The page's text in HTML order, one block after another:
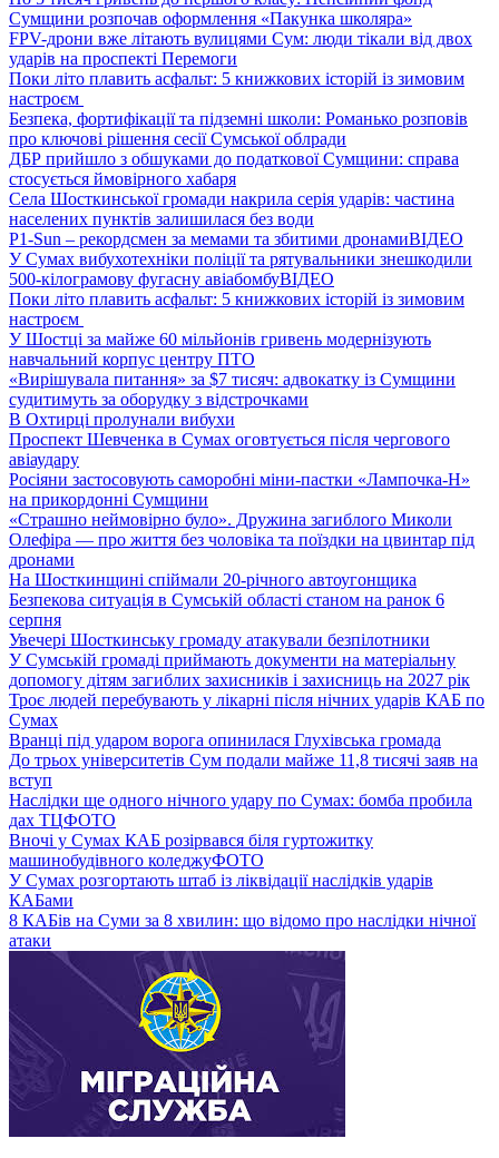
Сумщини розпочав оформлення «Пакунка школяра»
FPV-дрони вже літають вулицями Сум: люди тікали від двох
ударів на проспекті Перемоги
Поки літо плавить асфальт: 5 книжкових історій із зимовим
настроєм
Безпека, фортифікації та підземні школи: Романько розповів
про ключові рішення сесії Сумської облради
ДБР прийшло з обшуками до податкової Сумщини: справа
стосується ймовірного хабаря
Села Шосткинської громади накрила серія ударів: частина
населених пунктів залишилася без води
P1-Sun – рекордсмен за мемами та збитими дронамиВІДЕО
У Сумах вибухотехніки поліції та рятувальники знешкодили
500-кілограмову фугасну авіабомбуВІДЕО
Поки літо плавить асфальт: 5 книжкових історій із зимовим
настроєм
У Шостці за майже 60 мільйонів гривень модернізують
навчальний корпус центру ПТО
«Вирішувала питання» за $7 тисяч: адвокатку із Сумщини
судитимуть за оборудку з відстрочками
В Охтирці пролунали вибухи
Проспект Шевченка в Сумах оговтується після чергового
авіаудару
Росіяни застосовують саморобні міни-пастки «Лампочка-Н»
на прикордонні Сумщини
«Страшно неймовірно було». Дружина загиблого Миколи
Олефіра — про життя без чоловіка та поїздки на цвинтар під
дронами
На Шосткинщині спіймали 20-річного автоугонщика
Безпекова ситуація в Сумській області станом на ранок 6
серпня
Увечері Шосткинську громаду атакували безпілотники
У Сумській громаді приймають документи на матеріальну
допомогу дітям загиблих захисників і захисниць на 2027 рік
Троє людей перебувають у лікарні після нічних ударів КАБ по
Сумах
Вранці під ударом ворога опинилася Глухівська громада
До трьох університетів Сум подали майже 11,8 тисячі заяв на
вступ
Наслідки ще одного нічного удару по Сумах: бомба пробила
дах ТЦФОТО
Вночі у Сумах КАБ розірвався біля гуртожитку
машинобудівного коледжуФОТО
У Сумах розгортають штаб із ліквідації наслідків ударів
КАБами
8 КАБів на Суми за 8 хвилин: що відомо про наслідки нічної
атаки